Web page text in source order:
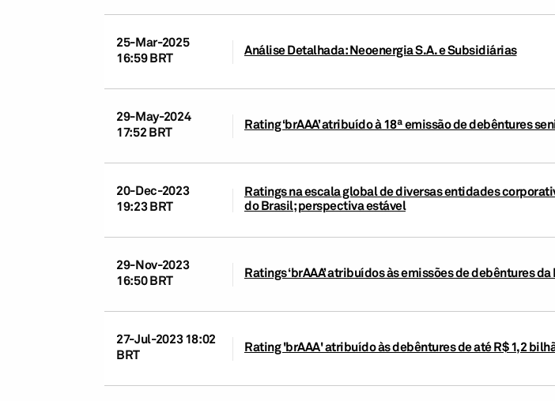
25-Mar-2025
16:59 BRT
Análise Detalhada: Neoenergia S.A. e Subsidiárias
29-May-2024
17:52 BRT
Rating ‘brAAA’ atribuído à 18ª emissão de debêntures
20-Dec-2023
19:23 BRT
Ratings na escala global de diversas entidades
do Brasil; perspectiva estável
29-Nov-2023
16:50 BRT
Ratings ‘brAAA’ atribuídos às emissões de debêntures
27-Jul-2023 18:02
BRT
Rating 'brAAA' atribuído às debêntures de até R$ 1,2